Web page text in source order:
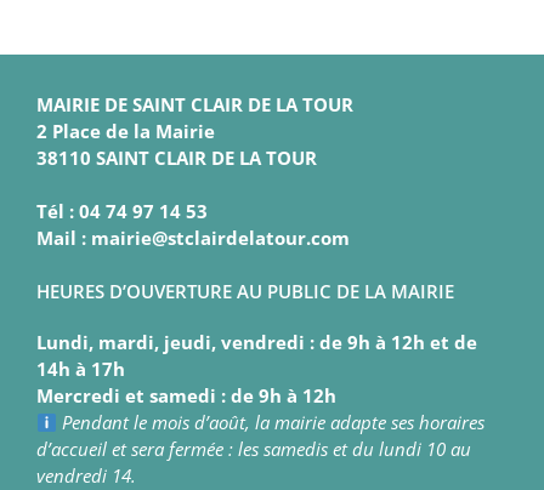
MAIRIE DE SAINT CLAIR DE LA TOUR
2 Place de la Mairie
38110 SAINT CLAIR DE LA TOUR
Tél : 04 74 97 14 53
Mail : mairie@stclairdelatour.com
HEURES D’OUVERTURE AU PUBLIC DE LA MAIRIE
Lundi, mardi, jeudi, vendredi : de 9h à 12h et de
14h à 17h
Mercredi et samedi : de 9h à 12h
Pendant le mois d’août, la mairie adapte ses horaires
d’accueil et sera fermée : les samedis et du lundi 10 au
vendredi 14.